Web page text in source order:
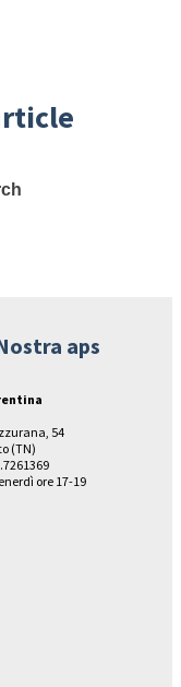
aps
54
(TN)
ore 17-19